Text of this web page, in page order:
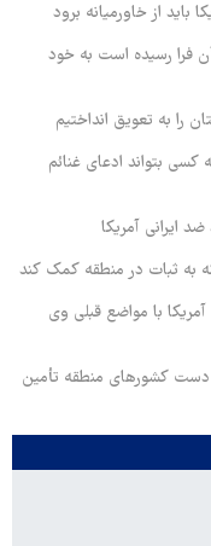
از خاورمیانه برود
فرا رسیده است به خود
را به تعویق انداختیم
بتواند ادعای غنائم
ایرانی آمریکا
به ثبات در منطقه کمک کند
با مواضع قبلی وی
دست کشورهای منطقه تأمین